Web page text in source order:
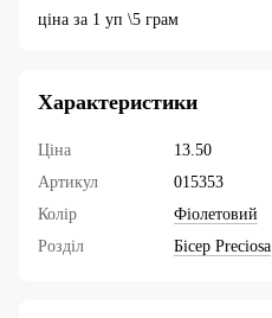
ціна за 1 уп \5 грам
Характеристики
Ціна
13.50
Артикул
015353
Колір
Фіолетовий
Розділ
Бісер Preciosa